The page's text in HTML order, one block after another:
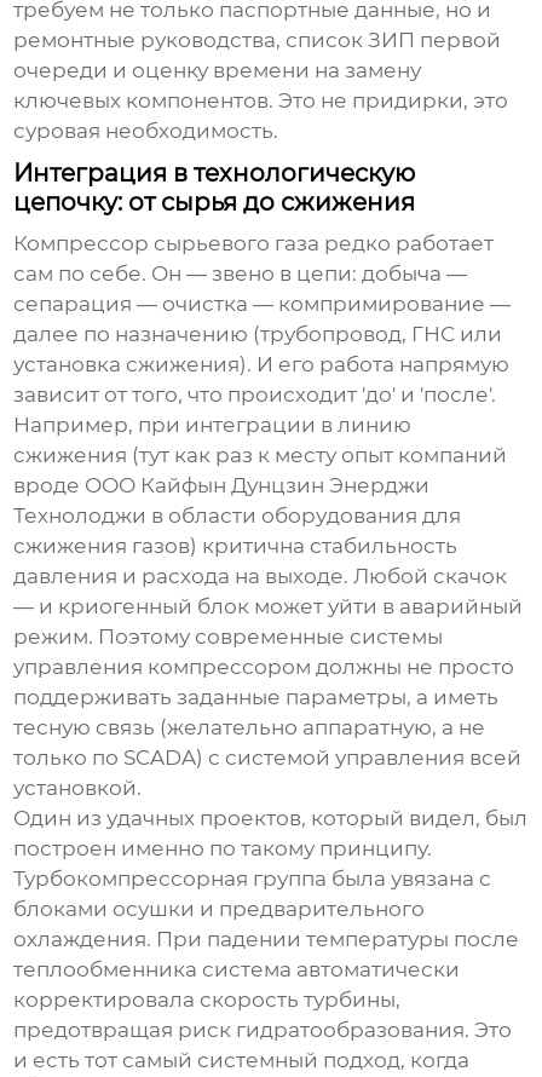
требуем не только паспортные данные, но и
ремонтные руководства, список ЗИП первой
очереди и оценку времени на замену
ключевых компонентов. Это не придирки, это
суровая необходимость.
Интеграция в технологическую
цепочку: от сырья до сжижения
Компрессор сырьевого газа редко работает
сам по себе. Он — звено в цепи: добыча —
сепарация — очистка — компримирование —
далее по назначению (трубопровод, ГНС или
установка сжижения). И его работа напрямую
зависит от того, что происходит 'до' и 'после'.
Например, при интеграции в линию
сжижения (тут как раз к месту опыт компаний
вроде ООО Кайфын Дунцзин Энерджи
Технолоджи в области оборудования для
сжижения газов) критична стабильность
давления и расхода на выходе. Любой скачок
— и криогенный блок может уйти в аварийный
режим. Поэтому современные системы
управления компрессором должны не просто
поддерживать заданные параметры, а иметь
тесную связь (желательно аппаратную, а не
только по SCADA) с системой управления всей
установкой.
Один из удачных проектов, который видел, был
построен именно по такому принципу.
Турбокомпрессорная группа была увязана с
блоками осушки и предварительного
охлаждения. При падении температуры после
теплообменника система автоматически
корректировала скорость турбины,
предотвращая риск гидратообразования. Это
и есть тот самый системный подход, когда